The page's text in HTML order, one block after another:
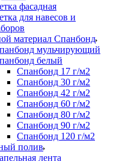
фасадная
для навесов и
материал Спанбонд
мульчирующий
белый
Спанбонд 17 г/м2
Спанбонд 30 г/м2
Спанбонд 42 г/м2
Спанбонд 60 г/м2
Спанбонд 80 г/м2
Спанбонд 90 г/м2
Спанбонд 120 г/м2
полив
лента